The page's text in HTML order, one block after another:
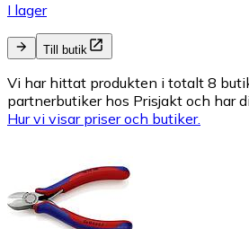
I lager
Till butik
Vi har hittat produkten i totalt 8
partnerbutiker hos Prisjakt och har
Hur vi visar priser och butiker.